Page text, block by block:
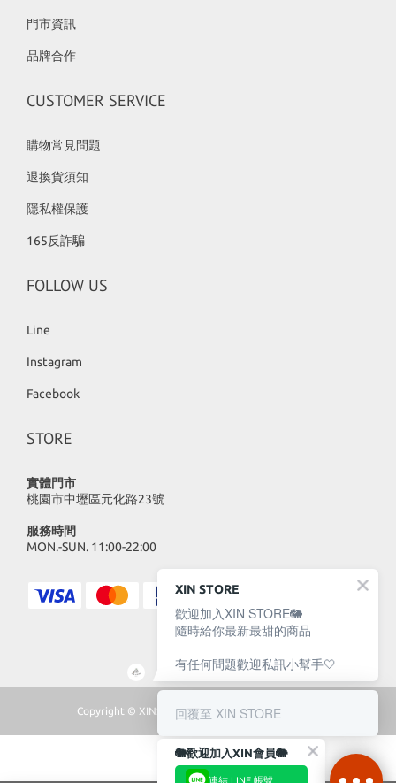
門市資訊
品牌合作
CUSTOMER SERVICE
購物常見問題
退換貨須知
隱私權保護
165反詐騙
FOLLOW US
Line
Instagram
Facebook
STORE
實體門市
桃園市中壢區元化路23號
服務時間
MON.-SUN. 11:00-22:00
Copyright © XINSTORE 2023 | All Rights Reserved
XIN STORE
歡迎加入XIN STORE🐘
隨時給你最新最甜的商品
有任何問題歡迎私訊小幫手🤍
回覆至 XIN STORE
🐘歡迎加入XIN會員🐘
連結 LINE 帳號